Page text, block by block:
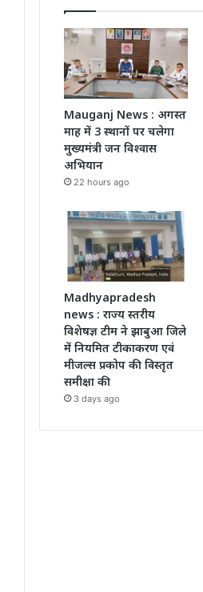
Mauganj News : अगस्त
माह में 3 स्थानों पर चलेगा
मुख्यमंत्री जन विश्वास
अभियान
22 hours ago
Madhyapradesh
news : राज्य स्तरीय
विशेषज्ञ टीम ने झाबुआ जिले
में नियमित टीकाकरण एवं
मीजल्स प्रकोप की विस्तृत
समीक्षा की
3 days ago